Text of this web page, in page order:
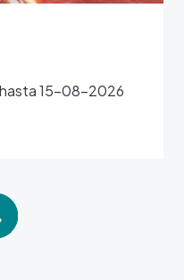
15-08-2026
page